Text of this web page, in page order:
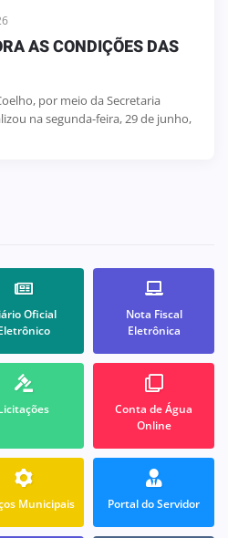
AS CONDIÇÕES DAS
por meio da Secretaria
na segunda-feira, 29 de junho,
Oficial
Nota Fiscal
Eletrônica
Conta de Água
Online
Municipais Portal do Servidor